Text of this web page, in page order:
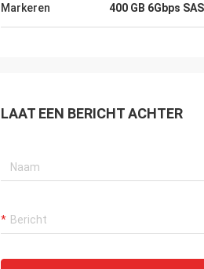
Markeren 400 GB 6Gbps
LAAT EEN BERICHT ACHTER